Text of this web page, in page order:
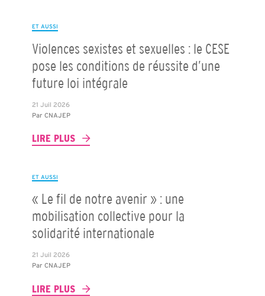
ET AUSSI
Violences sexistes et sexuelles : le CESE
pose les conditions de réussite d’une
future loi intégrale
21 Juil 2026
Par CNAJEP
LIRE PLUS
ET AUSSI
« Le fil de notre avenir » : une
mobilisation collective pour la
solidarité internationale
21 Juil 2026
Par CNAJEP
LIRE PLUS